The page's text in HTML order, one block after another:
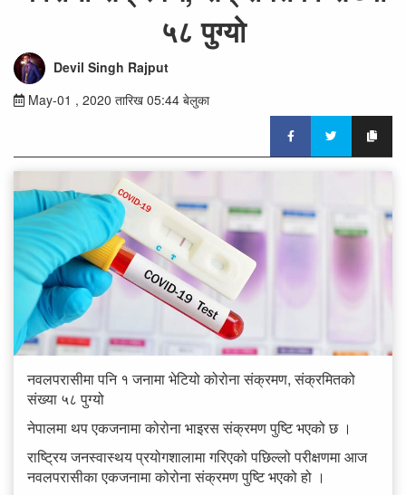
५८ पुग्यो
Devil Singh Rajput
May-01 , 2020 तारिख 05:44 बेलुका
नवलपरासीमा पनि १ जनामा भेटियो कोरोना संक्रमण, संक्रमितको
संख्या ५८ पुग्यो
नेपालमा थप एकजनामा कोरोना भाइरस संक्रमण पुष्टि भएको छ ।
राष्ट्रिय जनस्वास्थय प्रयोगशालामा गरिएको पछिल्लो परीक्षणमा आज
नवलपरासीका एकजनामा कोरोना संक्रमण पुष्टि भएको हो ।